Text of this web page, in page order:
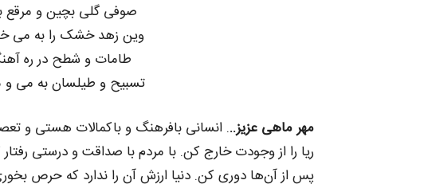
صوفی گلی بچین و مرقع
وین زهد خشک را به می
طامات و شطح در ره
تسبیح و طیلسان به می
مهر ماهی عزیز... انسانی بافرهنگ و باکمالات هستی و
ریا را از وجودت خارج کن. با مردم با صداقت و درستی
پس از آن‌ها دوری کن. دنیا ارزش آن را ندارد که حرص